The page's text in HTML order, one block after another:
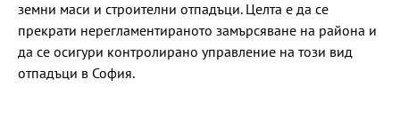
земни маси и строителни отпадъци. Целта е да се
прекрати нерегламентираното замърсяване на района и
да се осигури контролирано управление на този вид
отпадъци в София.